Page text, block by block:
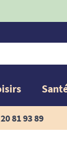
81 93 89